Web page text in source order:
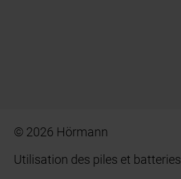
© 2026 Hörmann
Utilisation des piles et batteries